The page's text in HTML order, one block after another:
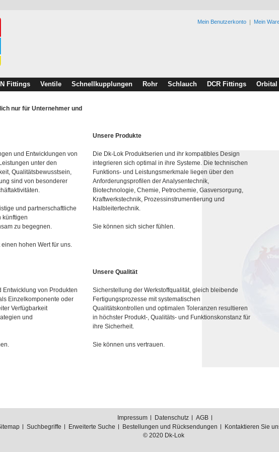
Mein Benutzerkonto Mein
Fittings Ventile Schnellkupplungen Rohr Schlauch DCR Fittings
nur für Unternehmer und
und Entwicklungen von
unter den
Qualitätsbewusstsein,
sind von besonderer
und partnerschaftliche
künftigen
zu begegnen.
hohen Wert für uns.
Unsere Produkte
Die Dk-Lok Produktserien und ihr kompatibles Design
integrieren sich optimal in ihre Systeme. Die technischen
Funktions- und Leistungsmerkmale liegen über den
Anforderungsprofilen der Analysentechnik,
Biotechnologie, Chemie, Petrochemie, Gasversorgung,
Kraftwerkstechnik, Prozessinstrumentierung und
Halbleitertechnik.
Sie können sich sicher fühlen.
Entwicklung von Produkten
Einzelkomponente oder
Verfügbarkeit
und
Unsere Qualität
Sicherstellung der Werkstoffqualität, gleich bleibende
Fertigungsprozesse mit systematischen
Qualitätskontrollen und optimalen Toleranzen resultieren
in höchster Produkt-, Qualitäts- und Funktionskonstanz für
ihre Sicherheit.
Sie können uns vertrauen.
Impressum Datenschutz
AGB
Suchbegriffe Erweiterte Suche Bestellungen und Rücksendungen Kontaktieren Sie
© 2020 Dk-Lok